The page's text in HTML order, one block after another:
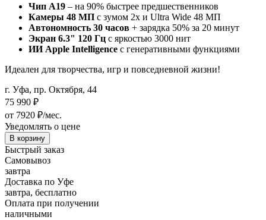
Чип A19 – на 90% быстрее предшественников
Камеры 48 МП с зумом 2x и Ultra Wide 48 МП
Автономность 30 часов + зарядка 50% за 20 минут
Экран 6.3" 120 Гц с яркостью 3000 нит
ИИ Apple Intelligence с генеративными функциями
Идеален для творчества, игр и повседневной жизни!
г. Уфа, пр. Октября, 44
75 990 ₽
от 7920 ₽/мес.
Уведомлять о цене
В корзину
Быстрый заказ
Самовывоз
завтра
Доставка по Уфе
завтра, бесплатно
Оплата при получении
наличными